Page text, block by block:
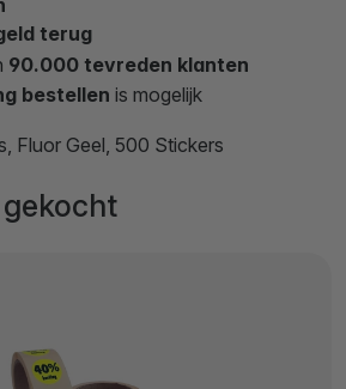
terug
90.000 tevreden klanten
bestellen is mogelijk
Fluor Geel, 500 Stickers